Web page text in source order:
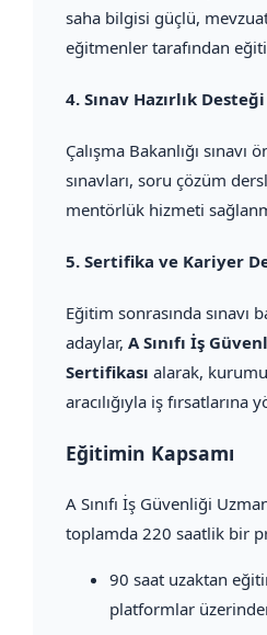
saha bilgisi güçlü,
eğitmenler tarafından
4. Sınav Hazırlık Desteği
Çalışma Bakanlığı sınavı
sınavları, soru çözüm
mentörlük hizmeti
5. Sertifika ve Kariyer
Eğitim sonrasında sınavı
adaylar, A Sınıfı İş
Sertifikası alarak,
aracılığıyla iş fırsatlarına
Eğitimin Kapsamı
A Sınıfı İş Güvenliği
toplamda 220 saatlik bir
90 saat uzaktan
platformlar